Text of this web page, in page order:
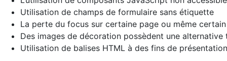
Utilisation de champs de formulaire sans étiquette
La perte du focus sur certaine page ou même
Des images de décoration possèdent une alternative
Utilisation de balises HTML à des fins de